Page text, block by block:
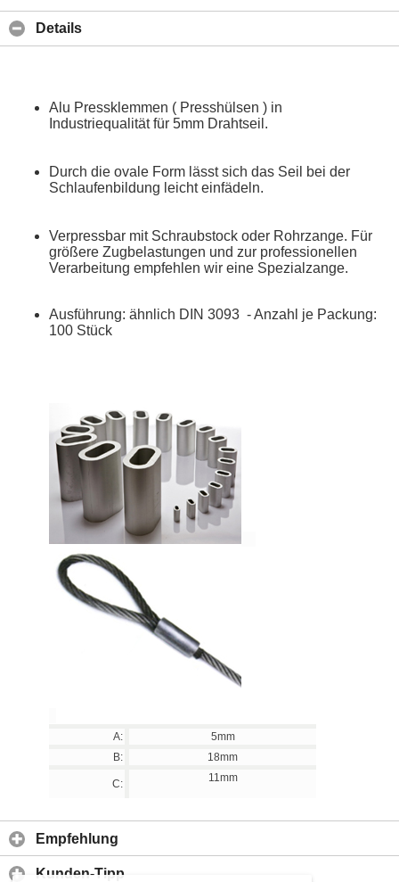
Details
Alu Pressklemmen ( Presshülsen ) in
Industriequalität für 5mm Drahtseil.
Durch die ovale Form lässt sich das Seil bei der
Schlaufenbildung leicht einfädeln.
Verpressbar mit Schraubstock oder Rohrzange. Für
größere Zugbelastungen und zur professionellen
Verarbeitung empfehlen wir eine Spezialzange.
Ausführung: ähnlich DIN 3093 - Anzahl je Packung:
100 Stück
A:
5mm
B:
18mm
C: 11mm
Empfehlung
Kunden-Tipp